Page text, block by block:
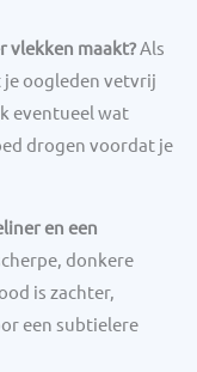
vlekken maakt?Als
je oogleden vetvrij
eventueel wat
drogen voordat je
en een
donkere
is zachter,
een subtielere